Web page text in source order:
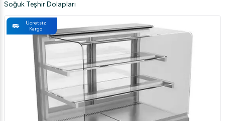
Soğuk Teşhir Dolapları
Ücretsiz
Kargo